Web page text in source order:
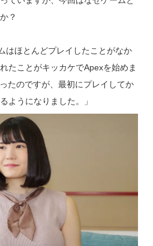
？
はほとんどプレイしたことがなか
たことがキッカケでApexを始めま
たのですが、最初にプレイしてか
ようになりました。」